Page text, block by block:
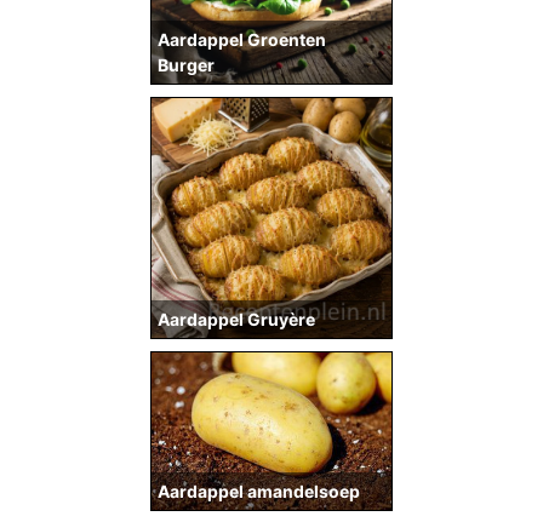
Aardappel amandelsoep
Aardappel Groenten
Burger
Aardappel Gruyère